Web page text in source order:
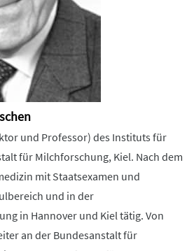
und Professor) des Instituts für
für Milchforschung, Kiel. Nach dem
mit Staatsexamen und
und in der
in Hannover und Kiel tätig. Von
an der Bundesanstalt für